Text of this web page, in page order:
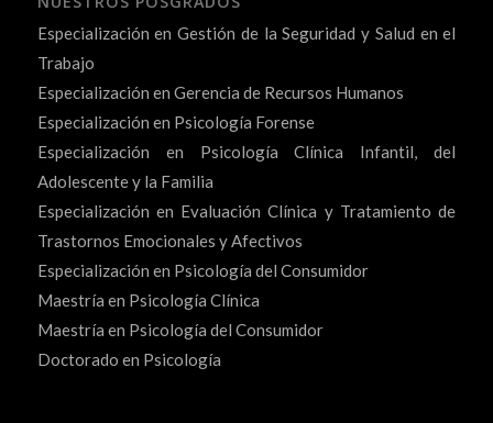
Especialización en Gestión de la Seguridad y Salud en el
Trabajo
Especialización en Gerencia de Recursos Humanos
Especialización en Psicología Forense
Especialización en Psicología Clínica Infantil, del
Adolescente y la Familia
Especialización en Evaluación Clínica y Tratamiento de
Trastornos Emocionales y Afectivos
Especialización en Psicología del Consumidor
Maestría en Psicología Clínica
Maestría en Psicología del Consumidor
Doctorado en Psicología